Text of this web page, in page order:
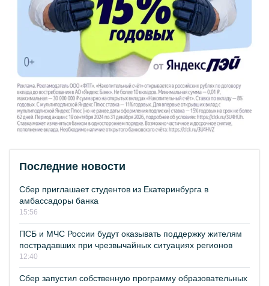
Последние новости
Сбер приглашает студентов из Екатеринбурга в
амбассадоры банка
15:56
ПСБ и МЧС России будут оказывать поддержку жителям
пострадавших при чрезвычайных ситуациях регионов
12:40
Сбер запустил собственную программу образовательных